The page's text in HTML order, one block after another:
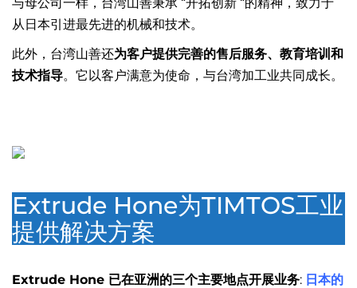
从日本引进最先进的机械和技术。
此外，台湾山善还为客户提供完善的售后服务、教育培训和
技术指导。它以客户满意为使命，与台湾加工业共同成长。
Extrude Hone为TIMTOS工业
提供解决方案
Extrude Hone 已在亚洲的三个主要地点开展业务: 日本的